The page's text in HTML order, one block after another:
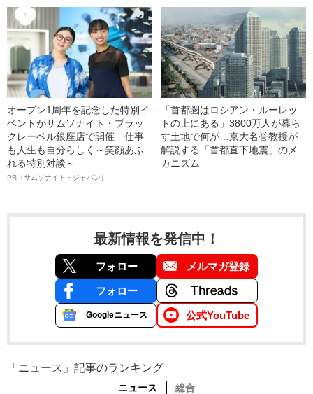
オープン1周年を記念した特別イ
ベントがサムソナイト・ブラッ
クレーベル銀座店で開催 仕事
も人生も自分らしく～笑顔あふ
れる特別対談～
PR（サムソナイト・ジャパン）
「首都圏はロシアン・ルーレッ
トの上にある」3800万人が暮ら
す土地で何が…京大名誉教授が
解説する「首都直下地震」のメ
カニズム
最新情報を発信中！
フォロー メルマガ登録
フォロー
Googleニュース 公式YouTube
「ニュース」記事のランキング
ニュース 総合